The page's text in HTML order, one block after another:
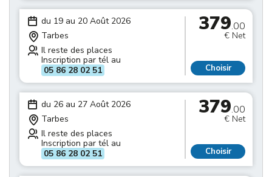
du 19 au 20 Août 2026
Tarbes
Il reste des places
Inscription par tél au
05 86 28 02 51
379.00
€ Net
Choisir
du 26 au 27 Août 2026
Tarbes
Il reste des places
Inscription par tél au
05 86 28 02 51
379.00
€ Net
Choisir